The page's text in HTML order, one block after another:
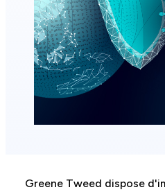
Greene Tweed dispose